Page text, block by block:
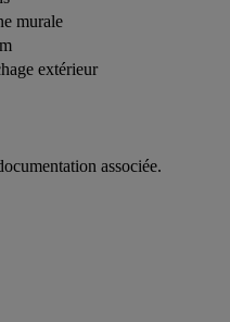
murale
extérieur
associée.